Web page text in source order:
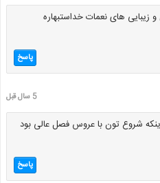
های نعمات خداستبهاره
پاسخ
5 سال قبل
اینکه شروع تون با عروس فصل عالی بود
پاسخ